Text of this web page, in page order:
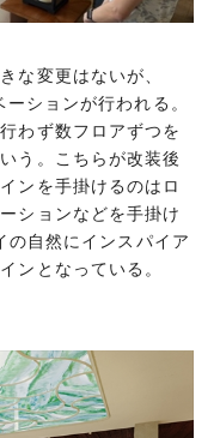
な変更はないが、
ションが行われる。
わず数フロアずつを
う。こちらが改装後
ンを手掛けるのはロ
ションなどを手掛け
自然にインスパイア
ンとなっている。